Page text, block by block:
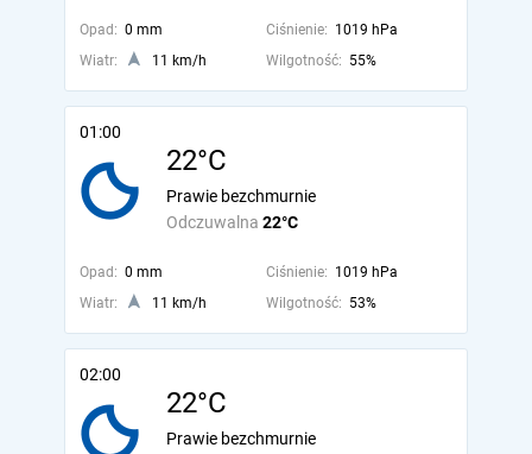
Opad: 0 mm Ciśnienie: 1019 hPa
Wiatr:
11 km/h Wilgotność: 55%
01:00
22°C
Odczuwalna 22°C
Prawie bezchmurnie
Opad: 0 mm Ciśnienie: 1019 hPa
Wiatr:
11 km/h Wilgotność: 53%
02:00
22°C
Prawie bezchmurnie